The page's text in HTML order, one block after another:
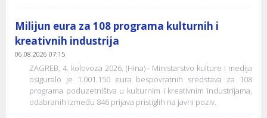
Milijun eura za 108 programa kulturnih i
kreativnih industrija
06.08.2026 07:15
ZAGREB, 4. kolovoza 2026. (Hina) - Ministarstvo kulture i medija
osiguralo je 1.001.150 eura bespovratnih sredstava za 108
programa poduzetništva u kulturnim i kreativnim industrijama,
odabranih između 846 prijava pristiglih na javni poziv.